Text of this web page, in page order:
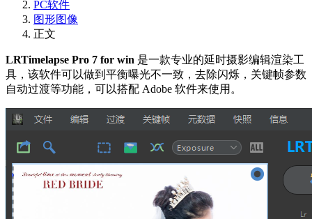
PC软件
图形图像
正文
LRTimelapse Pro 7 for win 是一款专业的延时摄影编辑渲染工
具，该软件可以做到平衡曝光不一致，去除闪烁，关键帧参数
自动过渡等功能，可以搭配 Adobe 软件来使用。